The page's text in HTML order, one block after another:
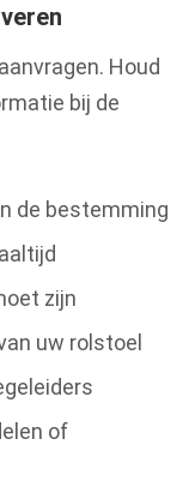
Houd
bij de
de bestemming
zijn
uw rolstoel
of